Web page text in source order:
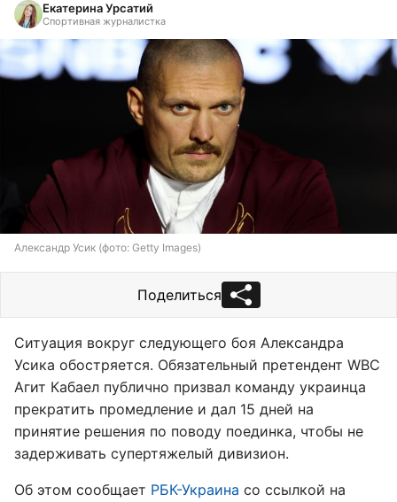
Екатерина Урсатий
Спортивная журналистка
Александр Усик (фото: Getty Images)
Поделиться
Ситуация вокруг следующего боя Александра
Усика обостряется. Обязательный претендент WBC
Агит Кабаел публично призвал команду украинца
прекратить промедление и дал 15 дней на
принятие решения по поводу поединка, чтобы не
задерживать супертяжелый дивизион.
Об этом сообщает РБК-Украина со ссылкой на